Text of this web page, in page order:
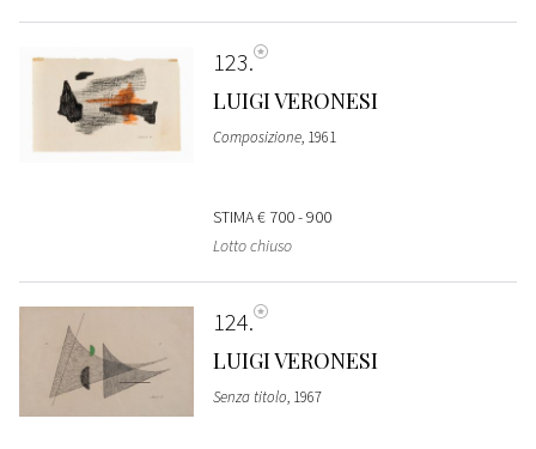
123
LUIGI VERONESI
Composizione, 1961
STIMA€ 700 - 900
Lotto chiuso
124
LUIGI VERONESI
Senza titolo, 1967